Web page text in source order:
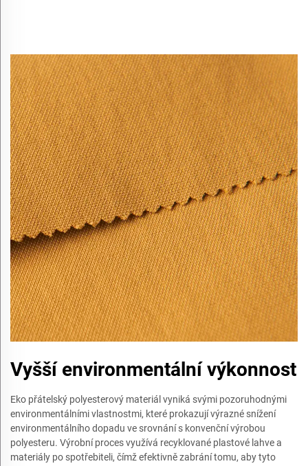
Vyšší environmentální výkonnost
Eko přátelský polyesterový materiál vyniká svými pozoruhodnými
environmentálními vlastnostmi, které prokazují výrazné snížení
environmentálního dopadu ve srovnání s konvenční výrobou
polyesteru. Výrobní proces využívá recyklované plastové lahve a
materiály po spotřebiteli, čímž efektivně zabrání tomu, aby tyto